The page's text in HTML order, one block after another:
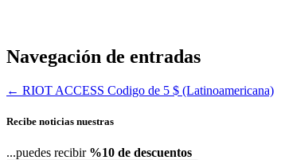
Navegación de entradas
← RIOT ACCESS Codigo de 5 $ (Latinoamericana)
Recibe noticias nuestras
...puedes recibir %10 de descuentos